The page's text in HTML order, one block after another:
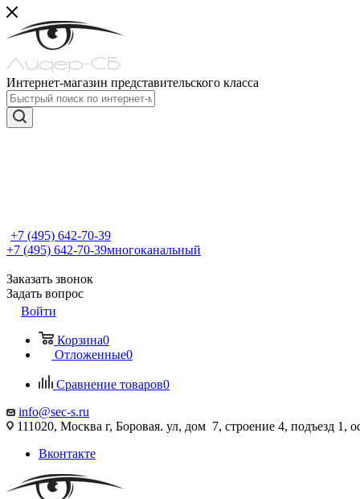
Интернет-магазин представительского класса
+7 (495) 642-70-39
+7 (495) 642-70-39многоканальный
Заказать звонок
Задать вопрос
Войти
Корзина0
Отложенные0
Сравнение товаров0
info@sec-s.ru
111020, Москва г, Боровая. ул, дом 7, строение 4, подъезд 1,
Вконтакте